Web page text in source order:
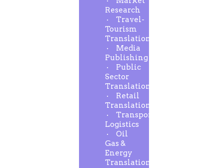
Research
Travel-
Tourism
Translation
Media
Publishing
Public
Sector
Translation
Retail
Translation
Transport-
Logistics
Oil
Gas &
Energy
Translation